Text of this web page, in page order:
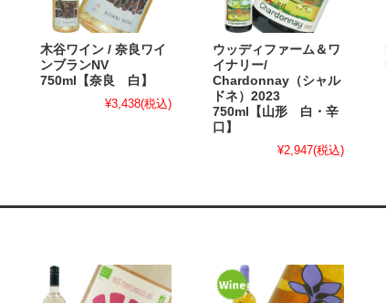
木谷ワイン / 奈良ワイ
ンブランNV
750ml【奈良 白】
¥3,438(税込)
ウッディファーム＆ワ
イナリー/
Chardonnay（シャル
ドネ）2023
750ml【山形 白・辛
口】
¥2,947(税込)